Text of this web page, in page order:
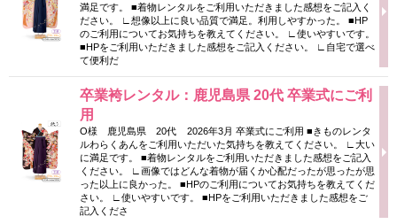
満足です。 ■着物レンタルをご利用いただきました感想をご記入く
ださい。 ∟想像以上に良い品質で満足。利用しやすかった。 ■HP
のご利用についてお気持ちを教えてください。 ∟使いやすいです。
■HPをご利用いただきました感想をご記入ください。 ∟自宅で選べ
て便利だ
卒業袴レンタル：鹿児島県 20代 卒業式にご利
用
O様 鹿児島県 20代 2026年3月 卒業式にご利用 ■きものレンタ
ルわらくあんをご利用いただいた気持ちを教えてください。 ∟大い
に満足です。 ■着物レンタルをご利用いただきました感想をご記入
ください。 ∟画像ではどんな着物が届くか心配だったが思ったが思
った以上に良かった。 ■HPのご利用についてお気持ちを教えてくだ
さい。 ∟使いやすいです。 ■HPをご利用いただきました感想をご
記入くださ